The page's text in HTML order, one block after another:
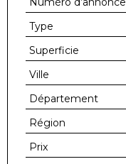
Type
Superficie
Ville
Département
Région
Prix